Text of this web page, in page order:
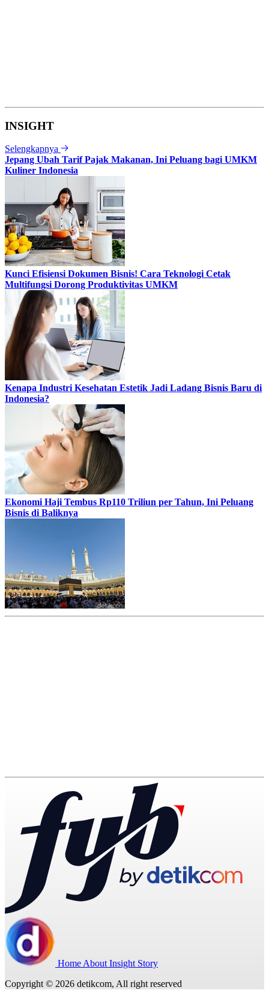
INSIGHT
Selengkapnya
Jepang Ubah Tarif Pajak Makanan, Ini Peluang bagi UMKM
Kuliner Indonesia
Kunci Efisiensi Dokumen Bisnis! Cara Teknologi Cetak
Multifungsi Dorong Produktivitas UMKM
Kenapa Industri Kesehatan Estetik Jadi Ladang Bisnis Baru di
Indonesia?
Ekonomi Haji Tembus Rp110 Triliun per Tahun, Ini Peluang
Bisnis di Baliknya
Home About Insight Story
Copyright © 2026 detikcom, All right reserved